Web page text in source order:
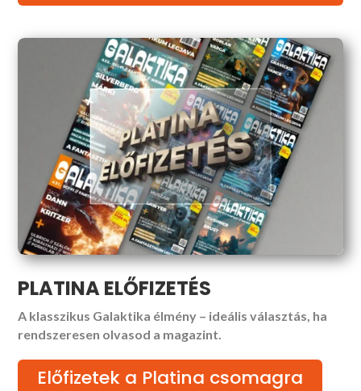
PLATINA ELŐFIZETÉS
A klasszikus Galaktika élmény – ideális választás, ha
rendszeresen olvasod a magazint.
Előfizetek a Platina csomagra